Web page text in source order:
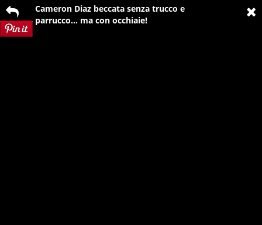
Cameron Diaz beccata senza trucco e
parrucco… ma con occhiaie!